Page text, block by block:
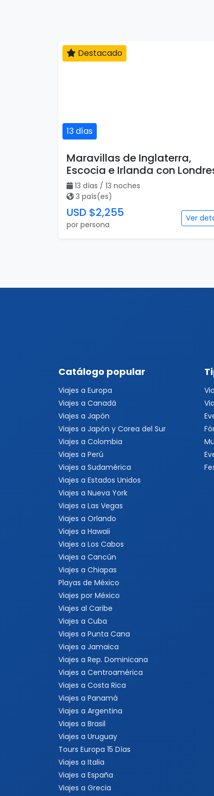
13 días
Destacado
Maravillas de Inglaterra,
Escocia e Irlanda con
13 días / 13 noches
3 país(es)
USD $2,255
por persona
Ver
Catálogo popular
Viajes a Europa
Viajes a Canadá
Viajes a Japón
Viajes a Japón y Corea del Sur
Viajes a Colombia
Viajes a Perú
Viajes a Sudamérica
Viajes a Estados Unidos
Viajes a Nueva York
Viajes a Las Vegas
Viajes a Orlando
Viajes a Hawaii
Viajes a Los Cabos
Viajes a Cancún
Viajes a Chiapas
Playas de México
Viajes por México
Viajes al Caribe
Viajes a Cuba
Viajes a Punta Cana
Viajes a Jamaica
Viajes a Rep. Dominicana
Viajes a Centroamérica
Viajes a Costa Rica
Viajes a Panamá
Viajes a Argentina
Viajes a Brasil
Viajes a Uruguay
Tours Europa 15 Días
Viajes a Italia
Viajes a España
Viajes a Grecia